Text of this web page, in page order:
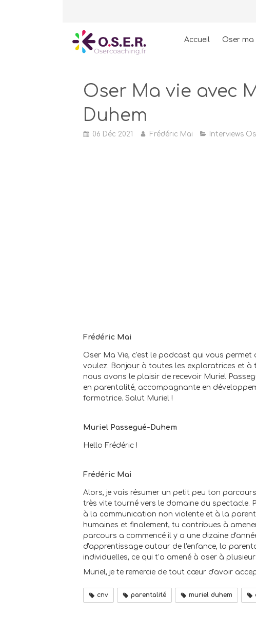
Accueil Oser ma
Oser Ma vie avec
Duhem
06 Déc 2021 Frédéric Mai Interviews
Frédéric Mai
Oser Ma Vie, c'est le podcast qui vous permet
voulez. Bonjour à toutes les exploratrices et à
nous avons le plaisir de recevoir Muriel
en parentalité, accompagnante en
formatrice. Salut Muriel !
Muriel Passegué-Duhem
Hello Frédéric !
Frédéric Mai
Alors, je vais résumer un petit peu ton
très vite tourné vers le domaine du spectacle.
à la communication non violente et à la
humaines et finalement, tu contribues à
parcours a commencé il y a une dizaine
d'apprentissage autour de l'enfance, la
individuelles, ce qui t’a amené à oser à
Muriel, je te remercie de tout cœur d'avoir
cnv parentalité muriel duhem